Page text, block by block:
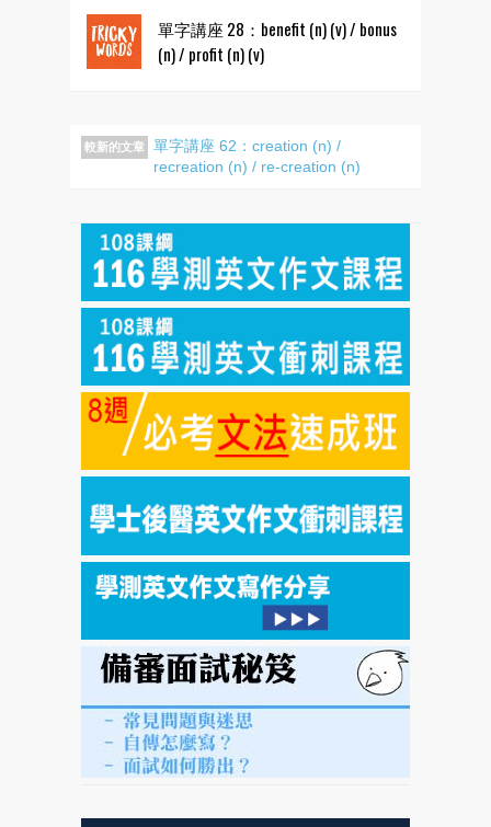
單字講座 28：benefit (n) (v) / bonus
(n) / profit (n) (v)
較新的文章
單字講座 62：creation (n) /
recreation (n) / re-creation (n)